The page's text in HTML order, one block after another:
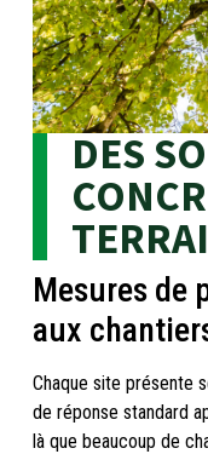
DES
Mesures de
aux
Chaque site présente
de réponse standard
là que beaucoup de